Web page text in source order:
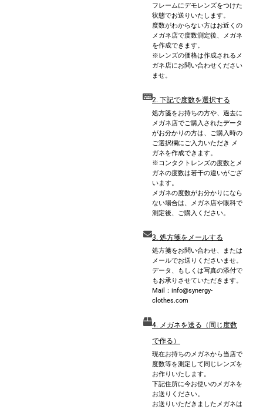
フレームにデモレンズをつけた
状態でお送りいたします。
度数がわからない方はお近くの
メガネ店で度数測定後、メガネ
を作成できます。
※レンズの価格は作成されるメ
ガネ店にお問い合わせください
ませ。
2. 下記で度数を選択する
処方箋をお持ちの方や、過去に
メガネ店でご購入されたデータ
がお分かりの方は、ご購入時の
ご選択欄にご入力いただき メ
ガネを作成できます。
※コンタクトレンズの度数とメ
ガネの度数は若干の違いがござ
います。
メガネの度数がお分かりになら
ない場合は、メガネ店や眼科で
測定後、ご購入ください。
3. 処方箋をメールする
処方箋をお問い合わせ、または
メールでお送りくださいませ。
データ、もしくは写真の添付で
もお承りさせていただきます。
Mail：info@synergy-
clothes.com
4. メガネを送る（同じ度数
で作る）
現在お持ちのメガネから当店で
度数等を測定して同じレンズを
お作りいたします。
下記住所に今お使いのメガネを
お送りください。
お送りいただきましたメガネは